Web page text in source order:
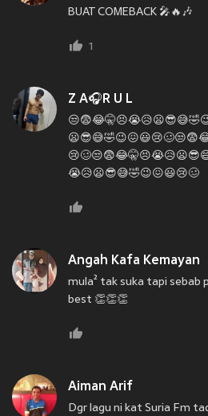
BUAT COMEBACK 🎤🔥🎶
1
Z A🎧R U L
😭😥😦😎😅🤣😉😖😃😢🥴
Angah Kafa Kemayan
mula² tak suka tapi
best 👏👏👏
Aiman Arif
Dgr lagu ni kat Suria Fm